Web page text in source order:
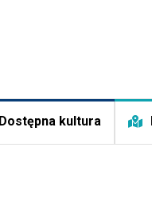
Dostępna kultura